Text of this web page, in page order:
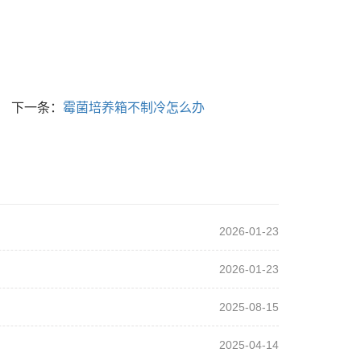
下一条：霉菌培养箱不制冷怎么办
2026-01-23
2026-01-23
2025-08-15
2025-04-14